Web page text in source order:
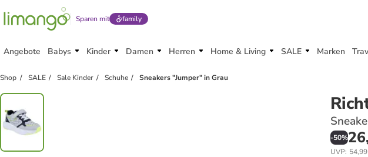
Sparen mit family
Angebote Babys Kinder Damen Herren Home & Living SALE Marken
Shop SALE Sale Kinder Schuhe Sneakers "Jumper" in Grau
-50%
UVP: